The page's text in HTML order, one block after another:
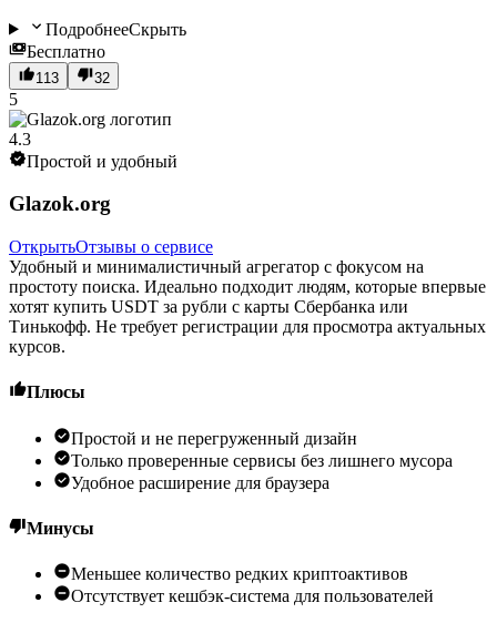
ПодробнееСкрыть
Бесплатно
113 32
5
4.3
Простой и удобный
Glazok.org
ОткрытьОтзывы о сервисе
Удобный и минималистичный агрегатор с фокусом на
простоту поиска. Идеально подходит людям, которые впервые
хотят купить USDT за рубли с карты Сбербанка или
Тинькофф. Не требует регистрации для просмотра актуальных
курсов.
Плюсы
Простой и не перегруженный дизайн
Только проверенные сервисы без лишнего мусора
Удобное расширение для браузера
Минусы
Меньшее количество редких криптоактивов
Отсутствует кешбэк-система для пользователей